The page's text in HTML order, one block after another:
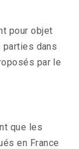
pour objet
dans
par le
que les
en France